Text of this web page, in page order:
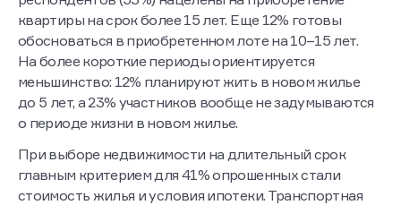
квартиры на срок более 15 лет. Еще 12% готовы
обосноваться в приобретенном лоте на 10–15 лет.
На более короткие периоды ориентируется
меньшинство: 12% планируют жить в новом жилье
до 5 лет, а 23% участников вообще не задумываются
о периоде жизни в новом жилье.
При выборе недвижимости на длительный срок
главным критерием для 41% опрошенных стали
стоимость жилья и условия ипотеки. Транспортная